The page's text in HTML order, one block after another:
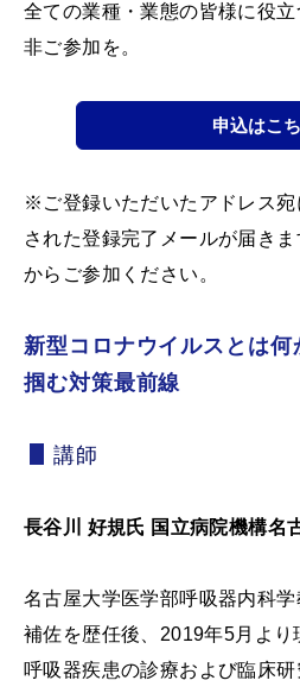
全ての業種・業態の皆様に役
非ご参加を。
申込はこ
※ご登録いただいたアドレス
された登録完了メールが届き
からご参加ください。
新型コロナウイルスとは何
掴む対策最前線
講師
長谷川 好規氏 国立病院機構名
名古屋大学医学部呼吸器内科
補佐を歴任後、2019年5月より
呼吸器疾患の診療および臨床